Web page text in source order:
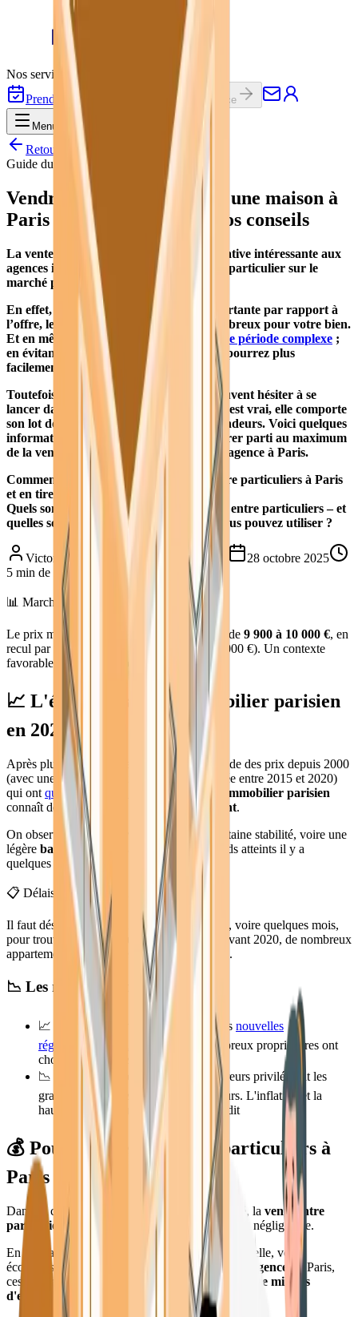
Nos services Témoignages
Prendre rendez-vous
Déposer une annonce
Menu
Retour au guide
Guide du Vendeur
Vendre un appartement ou une maison à
Paris entre particuliers : nos conseils
La vente entre particuliers est une alternative intéressante aux
agences immobilières traditionnelles – en particulier sur le
marché parisien.
En effet, la demande est encore très importante par rapport à
l’offre, les acquéreurs sérieux seront nombreux pour votre bien.
Et en même temps,
le marché traverse une période complexe ;
en évitant les lourds frais d’agence, vous pourrez plus
facilement tirer votre épingle du jeu.
Toutefois, de nombreux propriétaires peuvent hésiter à se
lancer dans la vente entre particuliers. C’est vrai, elle comporte
son lot de défis et d’exigences pour les vendeurs. Voici quelques
informations et conseils pratiques pour tirer parti au maximum
de la vente entre particuliers sans frais d’agence à Paris.
Comment vendre un bien immobilier entre particuliers à Paris
et en tirer le meilleur prix ?
Quels sont les défis à relever pour vendre entre particuliers – et
quelles sont les solutions pratiques que vous pouvez utiliser ?
Victor, coach en transaction immobilière
28 octobre 2025
5 min de lecture
📊 Marché parisien 2025
Le prix moyen au m² à Paris s'établit autour de 9 900 à 10 000 €, en
recul par rapport aux sommets de 2020 (11 000 €). Un contexte
favorable pour la
vente entre particuliers
📈 L'état du marché immobilier parisien
en 2025
Après plus de deux décennies de hausse solide des prix depuis 2000
(avec une évolution particulièrement marquée entre 2015 et 2020)
qui ont quadruplé en 25 ans , le marché de l'
immobilier parisien
connaît depuis quelques années un
tassement.
On observe
moins de transactions
, une certaine stabilité, voire une
légère baisse des prix
par rapport aux records atteints il y a
quelques années.
📋 Délais de vente allongés
Il faut désormais souvent plusieurs semaines, voire quelques mois,
pour trouver un acquéreur à Paris, alors qu'avant 2020, de nombreux
appartements se vendaient en quelques jours.
📉 Les raisons du tassement
📈 Augmentation de l'offre : avec les nouvelles
réglementations sur les DPE
, de nombreux propriétaires ont
choisi de mettre leur bien en vente
📉
Baisse de la demande
: les acquéreurs privilégient les
grandes superficies et espaces extérieurs. L'inflation et la
hausse des taux limitent l'accès au crédit
💰 Pourquoi vendre entre particuliers à
Paris en 2025 ?
Dans ce contexte d' affaiblissement du marché , la vente entre
particuliersoffre un avantage concurrentiel non négligeable.
En vendant sans passer par une agence traditionnelle, vous
économisez généralement les
5 à 6% de frais d'agence . À Paris,
ces frais représentent souvent
plusieurs dizaines de milliers
d'euros